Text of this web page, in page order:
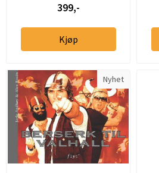
399,-
Kjøp
Nyhet